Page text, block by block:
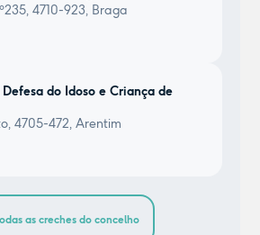
4710-923, Braga
do Idoso e Criança de
4705-472, Arentim
as creches do concelho